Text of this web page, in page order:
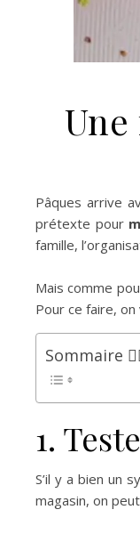
Pâques arrive
prétexte pour
famille,
Mais comme
Pour ce faire,
Sommaire
1.
S’il y a bien un
magasin, on